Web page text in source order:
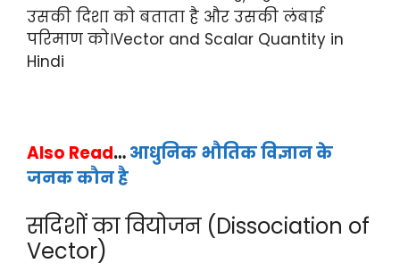
उसकी दिशा को बताता है और उसकी लंबाई
परिमाण को।Vector and Scalar Quantity in
Hindi
Also Read…आधुनिक भौतिक विज्ञान के
जनक कौन है
सदिशों का वियोजन (Dissociation of
Vector)